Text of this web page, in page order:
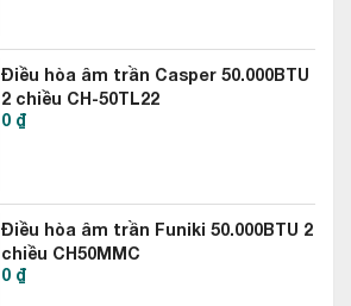
Điều hòa âm trần Casper 50.000BTU
2 chiều CH-50TL22
0 ₫
Điều hòa âm trần Funiki 50.000BTU 2
chiều CH50MMC
0 ₫